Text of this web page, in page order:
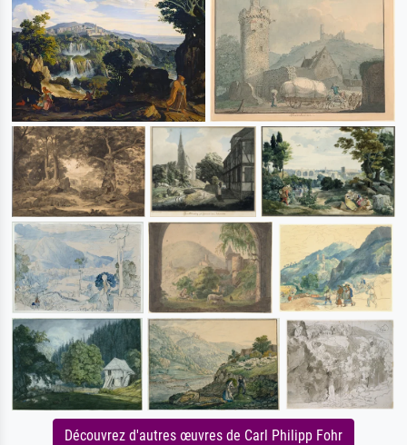
Découvrez d'autres œuvres de Carl Philipp Fohr